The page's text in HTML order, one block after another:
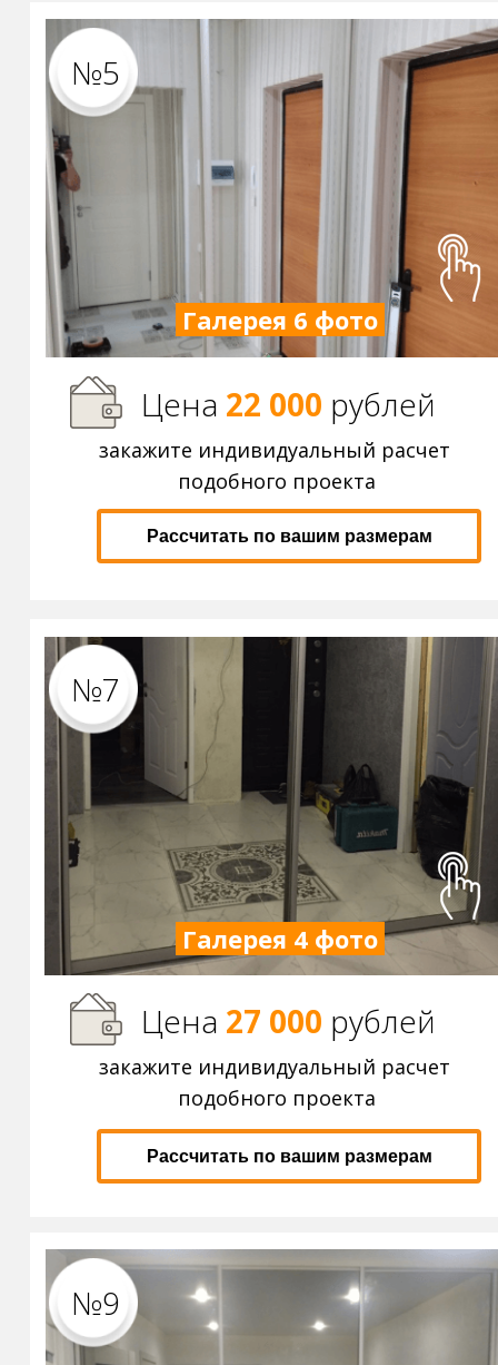
№7
Цена 27 000 рублей
Рассчитать по вашим размерам
закажите индивидуальный расчет
подобного проекта
Галерея 4 фото
закажите индивидуальный расчет
подобного проекта
№5
Галерея 6 фото
№9
Цена 22 000 рублей
Рассчитать по вашим размерам